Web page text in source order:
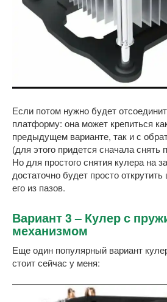
Если потом нужно будет
платформу: она может крепиться
предыдущем варианте, так и с
(для этого придется сначала снять
Но для простого снятия кулера на
достаточно будет просто
его из пазов.
Вариант 3 – Кулер с
механизмом
Еще один популярный вариант
стоит сейчас у меня: